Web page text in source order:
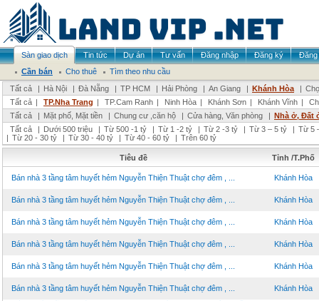
Sàn giao dịch Tin tức Dự án Tư vấn Đăng nhập Đăng ký
Đăng
Cần bán
Cho thuê
Tìm theo nhu cầu
Tất cả
| Hà Nội | Đà Nẵng | TP HCM | Hải Phòng | An Giang | Khánh Hòa |
Tất cả | TP.Nha Trang | TP.Cam Ranh | Ninh Hòa | Khánh Sơn | Khánh Vĩnh |
Tất cả
| Mặt phố, Mặt tiền | Chung cư ,căn hộ | Cửa hàng, Văn phòng | Nhà ở, Đất
Tất cả
| Dưới 500 triệu | Từ 500 -1 tỷ | Từ 1 -2 tỷ | Từ 2 -3 tỷ | Từ 3 – 5 tỷ | Từ 5
| Từ 20 - 30 tỷ | Từ 30 - 40 tỷ | Từ 40 - 60 tỷ | Trên 60 tỷ
Tiêu đề Tỉnh /T.Phố
Bán nhà 3 tầng tâm huyết hẻm Nguyễn Thiện Thuật chợ đêm , ... Khánh Hòa
Bán nhà 3 tầng tâm huyết hẻm Nguyễn Thiện Thuật chợ đêm , ... Khánh Hòa
Bán nhà 3 tầng tâm huyết hẻm Nguyễn Thiện Thuật chợ đêm , ... Khánh Hòa
Bán nhà 3 tầng tâm huyết hẻm Nguyễn Thiện Thuật chợ đêm , ... Khánh Hòa
Bán nhà 3 tầng tâm huyết hẻm Nguyễn Thiện Thuật chợ đêm , ... Khánh Hòa
Bán nhà 3 tầng tâm huyết hẻm Nguyễn Thiện Thuật chợ đêm , ... Khánh Hòa